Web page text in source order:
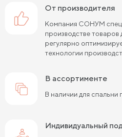
от производителя
Компания СОНУМ
производстве товаров
регулярно
технологии
в ассортименте
В наличии для спальни
Индивидуальный